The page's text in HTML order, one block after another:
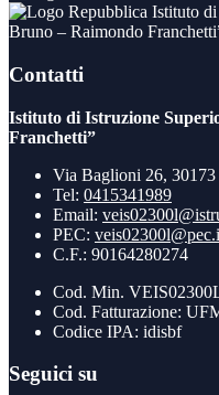
Istituto
Bruno – Raimondo
Contatti
Istituto di Istruzione
Franchetti”
Via Baglioni 26, 30173
Tel: 0415341989
Email:
PEC:
C.F.: 90164280274
Cod. Min.
Cod. Fatturazione:
Codice IPA: idisbf
Seguici su